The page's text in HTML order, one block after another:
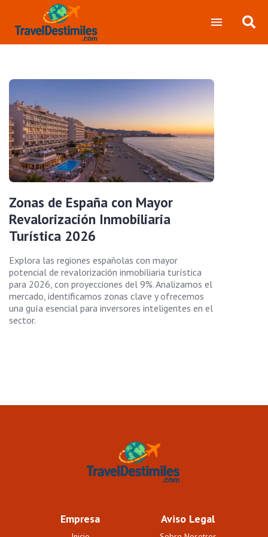
Zonas de España con Mayor
Revalorización Inmobiliaria
Turística 2026
Explora las regiones españolas con mayor
potencial de revalorización inmobiliaria turística
para 2026, con proyecciones del 9%. Analizamos el
mercado, identificamos zonas clave y ofrecemos
una guía esencial para inversores inteligentes en el
sector.
Empresa Aviso Legal